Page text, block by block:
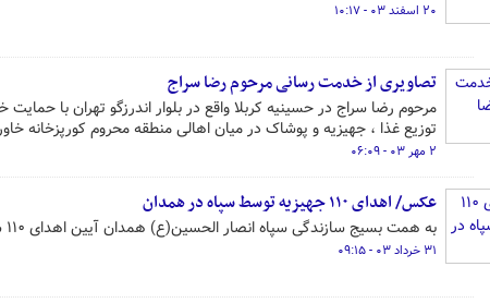
۲۰ اسفند ۰۳ - ۱۰:۱۷
تصاویری از خدمت رسانی مرحوم رضا سراج
مرحوم رضا سراج در حسینیه کربلا واقع در بلوار اندرزگو تهران با
توزیع غذا ، جهیزیه و پوشاک در میان اهالی منطقه محروم کورپزخانه
۲ مهر ۰۳ - ۰۶:۰۹
عکس/ اهدای ۱۱۰ جهیزیه توسط سپاه در همدان
به همت بسیج سازندگی سپاه انصار الحسین(ع) همدان آیین اهدای ۱۱۰ سری جهیزیه به نوعروسان انجام شد.
۳۱ خرداد ۰۳ - ۰۹:۱۵